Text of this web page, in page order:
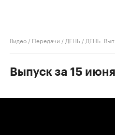
Видео / Передачи / ДЕНЬ / ДЕНЬ.
Выпуск за 15 июня